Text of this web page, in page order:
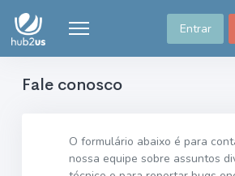
Entrar
Fale conosco
O formulário abaixo é para
nossa equipe sobre assuntos